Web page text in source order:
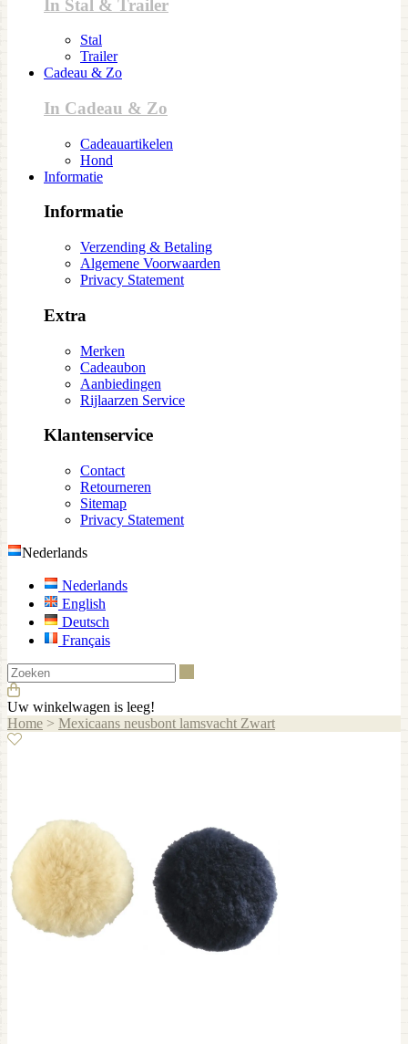
In Stal & Trailer
Stal
Trailer
Cadeau & Zo
In Cadeau & Zo
Cadeauartikelen
Hond
Informatie
Informatie
Verzending & Betaling
Algemene Voorwaarden
Privacy Statement
Extra
Merken
Cadeaubon
Aanbiedingen
Rijlaarzen Service
Klantenservice
Contact
Retourneren
Sitemap
Privacy Statement
Nederlands
Nederlands
English
Deutsch
Français
Uw winkelwagen is leeg!
Home > Mexicaans neusbont lamsvacht Zwart